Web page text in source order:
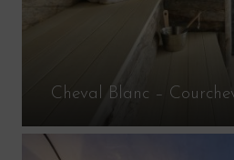
Cheval Blanc –